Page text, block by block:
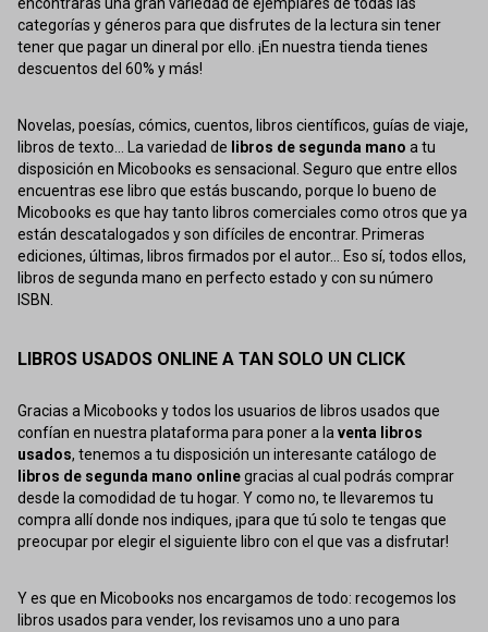
encontrarás una gran variedad de ejemplares de todas las
categorías y géneros para que disfrutes de la lectura sin tener
tener que pagar un dineral por ello. ¡En nuestra tienda tienes
descuentos del 60% y más!
Novelas, poesías, cómics, cuentos, libros científicos, guías de viaje,
libros de texto... La variedad de libros de segunda mano a tu
disposición en Micobooks es sensacional. Seguro que entre ellos
encuentras ese libro que estás buscando, porque lo bueno de
Micobooks es que hay tanto libros comerciales como otros que ya
están descatalogados y son difíciles de encontrar. Primeras
ediciones, últimas, libros firmados por el autor... Eso sí, todos ellos,
libros de segunda mano en perfecto estado y con su número
ISBN.
LIBROS USADOS ONLINE A TAN SOLO UN CLICK
Gracias a Micobooks y todos los usuarios de libros usados que
confían en nuestra plataforma para poner a laventa libros
usados, tenemos a tu disposición un interesante catálogo de
libros de segunda mano onlinegracias al cual podrás comprar
desde la comodidad de tu hogar. Y como no, te llevaremos tu
compra allí donde nos indiques, ¡para que tú solo te tengas que
preocupar por elegir el siguiente libro con el que vas a disfrutar!
Y es que en Micobooks nos encargamos de todo: recogemos los
libros usados para vender, los revisamos uno a uno para